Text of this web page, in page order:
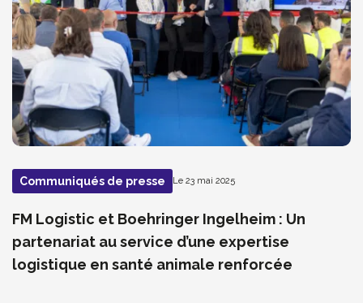
Communiqués de presse Le 23 mai 2025
FM Logistic et Boehringer Ingelheim : Un
partenariat au service d’une expertise
logistique en santé animale renforcée